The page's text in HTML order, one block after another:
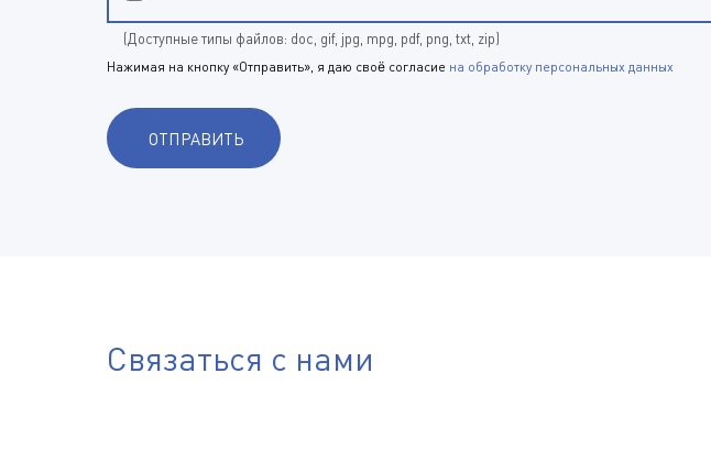
(Доступные типы файлов: doc, gif, jpg, mpg, pdf, png, txt, zip)
Нажимая на кнопку «Отправить», я даю своё согласие на обработку персональных данных
Связаться с нами